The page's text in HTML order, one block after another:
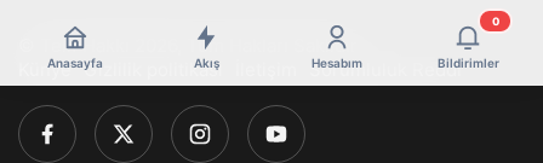
Anasayfa Akış Hesabım Bildirimler
0
© Telif Hakkı 2026, Tüm Hakları Saklıdır
Künye Gizlilik politikası Sorumluluk Reddi